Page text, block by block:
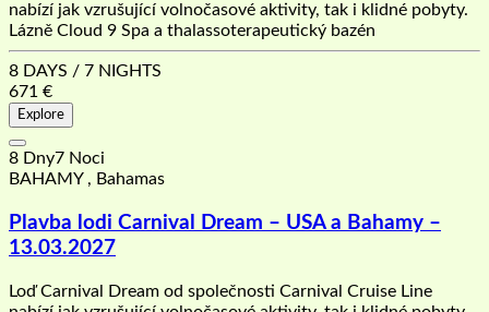
nabízí jak vzrušující volnočasové aktivity, tak i klidné pobyty.
Lázně Cloud 9 Spa a thalassoterapeutický bazén
8 DAYS / 7 NIGHTS
671 €
Explore
8 Dny7 Noci
BAHAMY , Bahamas
Plavba lodi Carnival Dream – USA a Bahamy –
13.03.2027
Loď Carnival Dream od společnosti Carnival Cruise Line